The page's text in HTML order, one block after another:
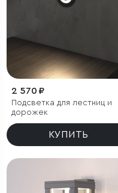
2 570 ₽
Подсветка для лестниц и
дорожек
КУПИТЬ